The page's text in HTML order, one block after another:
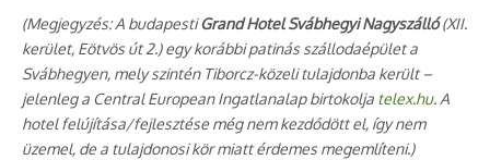
(Megjegyzés: A budapestiGrand Hotel Svábhegyi Nagyszálló(XII.
kerület, Eötvös út 2.) egy korábbi patinás szállodaépület a
Svábhegyen, mely szintén Tiborcz-közeli tulajdonba került –
jelenleg a Central European Ingatlanalap birtokolja telex.hu. A
hotel felújítása/fejlesztése még nem kezdődött el, így nem
üzemel, de a tulajdonosi kör miatt érdemes megemlíteni.)